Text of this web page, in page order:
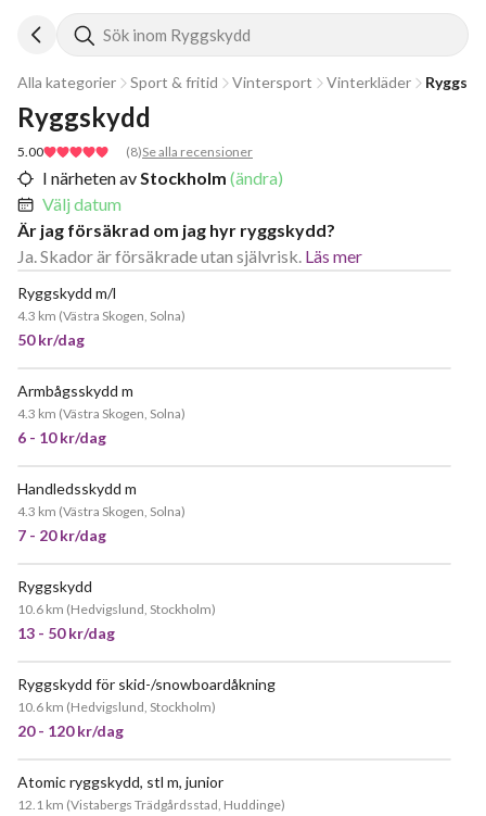
Sök inom Ryggskydd
Alla kategorier Sport & fritid Vintersport Vinterkläder
5.00 (8)Se alla recensioner
Ryggskydd
I närheten avStockholm (ändra)
Välj datum
Är jag försäkrad om jag hyr ryggskydd?
Ja. Skador är försäkrade utan självrisk. Läs mer
Ryggskydd m/l
4.3 km (Västra Skogen, Solna)
50 kr/dag
Armbågsskydd m
4.3 km (Västra Skogen, Solna)
6 - 10 kr/dag
Handledsskydd m
4.3 km (Västra Skogen, Solna)
7 - 20 kr/dag
Ryggskydd
10.6 km (Hedvigslund, Stockholm)
13 - 50 kr/dag
Ryggskydd för skid-/snowboardåkning
10.6 km (Hedvigslund, Stockholm)
20 - 120 kr/dag
Atomic ryggskydd, stl m, junior
12.1 km (Vistabergs Trädgårdsstad, Huddinge)